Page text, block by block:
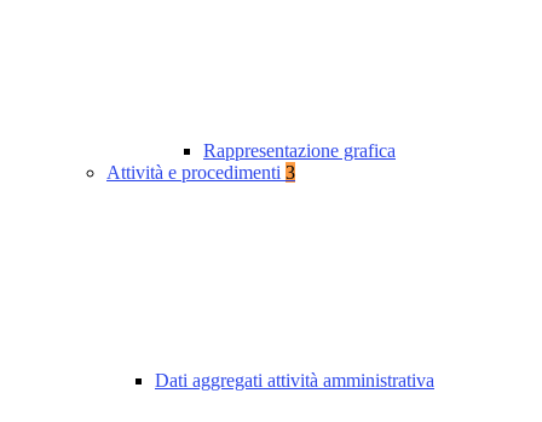
Rappresentazione grafica
Attività e procedimenti 3
Dati aggregati attività amministrativa